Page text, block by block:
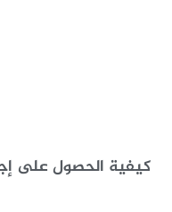
كيفية الحصول على